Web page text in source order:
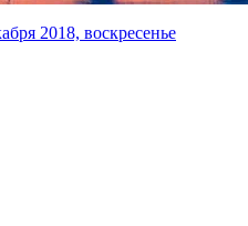
2018, воскресенье